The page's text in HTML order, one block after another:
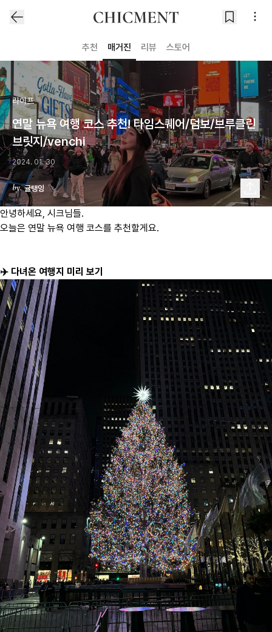
추천 매거진 리뷰 스토어
라이프
연말 뉴욕 여행 코스 추천! 타임스퀘어/덤보/브루클린
브릿지/venchi
2024. 01. 30
귤탱잉
안녕하세요, 시크님들.
​오늘은 연말 뉴욕 여행 코스를 추천할게요.
✈️ 다녀온 여행지 미리 보기 ​